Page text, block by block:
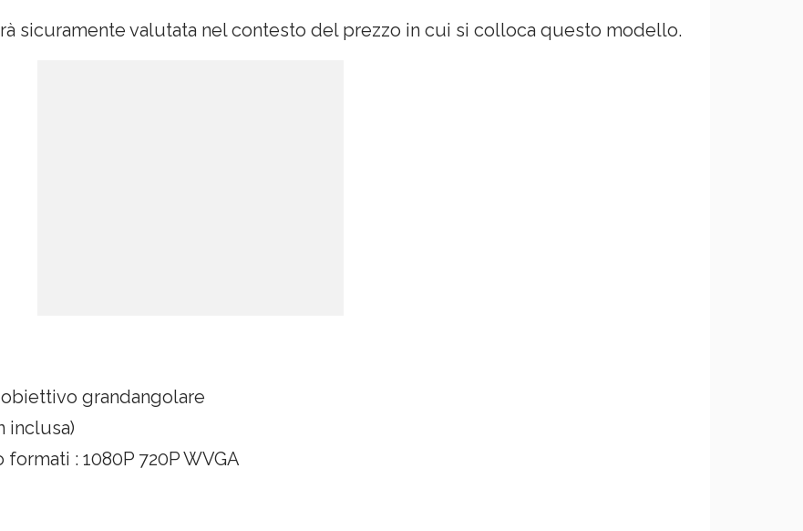
sicuramente valutata nel contesto del prezzo in cui si colloca questo modello.
obiettivo grandangolare
inclusa)
: 1080P 720P WVGA